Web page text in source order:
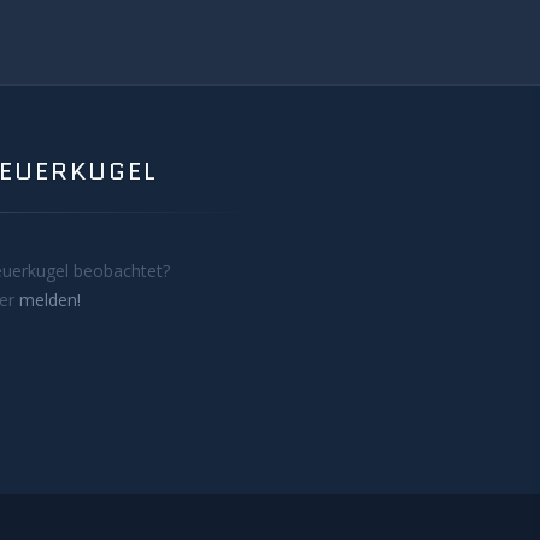
beobachtet?
melden!